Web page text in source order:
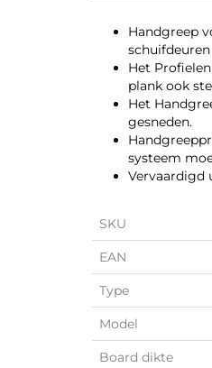
Handgreep
Het
plank ook
Het
gesneden.
systeem
Vervaardigd
SKU
EAN
Type
Model
Board dikte